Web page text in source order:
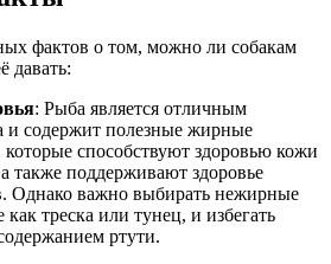
фактов о том, можно ли собакам
давать:
: Рыба является отличным
и содержит полезные жирные
способствуют здоровью кожи
также поддерживают здоровье
Однако важно выбирать нежирные
треска или тунец, и избегать
ртути.